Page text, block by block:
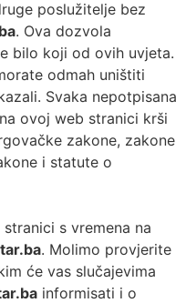
poslužitelje bez
. Ova dozvola
bilo koji od ovih uvjeta.
odmah uništiti
Svaka nepotpisana
ovoj web stranici krši
zakone, zakone
i statute o
s vremena na
. Molimo provjerite
će vas slučajevima
informisati i o